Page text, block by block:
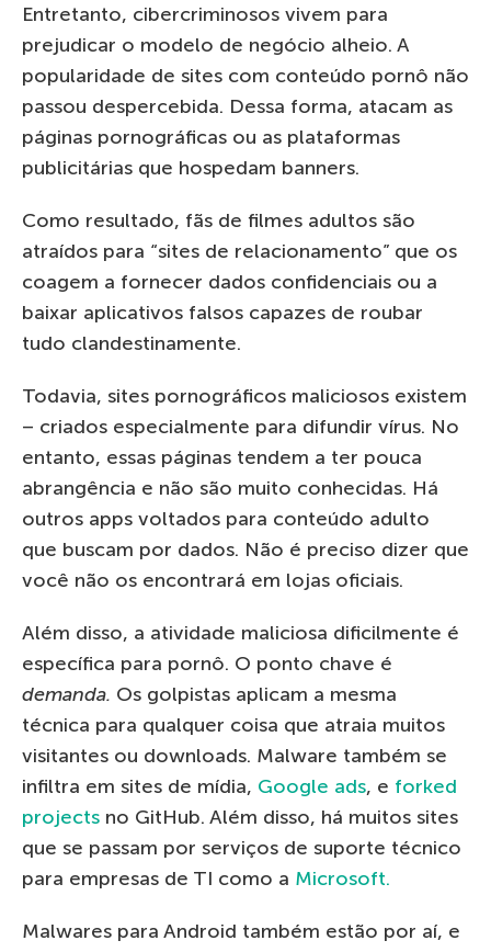
Entretanto, cibercriminosos vivem para
prejudicar o modelo de negócio alheio. A
popularidade de sites com conteúdo pornô não
passou despercebida. Dessa forma, atacam as
páginas pornográficas ou as plataformas
publicitárias que hospedam banners.
Como resultado, fãs de filmes adultos são
atraídos para “sites de relacionamento” que os
coagem a fornecer dados confidenciais ou a
baixar aplicativos falsos capazes de roubar
tudo clandestinamente.
Todavia, sites pornográficos maliciosos existem
– criados especialmente para difundir vírus. No
entanto, essas páginas tendem a ter pouca
abrangência e não são muito conhecidas. Há
outros apps voltados para conteúdo adulto
que buscam por dados. Não é preciso dizer que
você não os encontrará em lojas oficiais.
Além disso, a atividade maliciosa dificilmente é
específica para pornô. O ponto chave é
demanda. Os golpistas aplicam a mesma
técnica para qualquer coisa que atraia muitos
visitantes ou downloads. Malware também se
infiltra em sites de mídia, Google ads, e forked
projects no GitHub. Além disso, há muitos sites
que se passam por serviços de suporte técnico
para empresas de TI como a Microsoft.
Malwares para Android também estão por aí, e